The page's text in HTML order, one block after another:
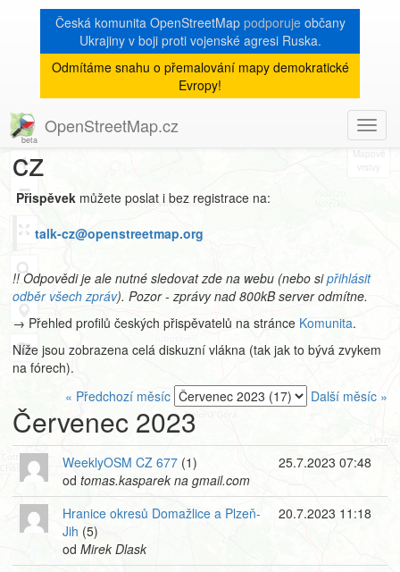
Česká komunita OpenStreetMap podporujeobčany
Ukrajiny v boji proti vojenské agresi Ruska.
Odmítáme snahu o přemalování mapy demokratické
Evropy!
OpenStreetMap.cz
8
+
−
Archiv
mailové konference talk-
cz
Přispěvek můžete poslat i bez registrace na:
talk-cz@openstreetmap.org
!! Odpovědi je ale nutné sledovat zde na webu (nebo sipřihlásit
odběr všech zpráv). Pozor - zprávy nad 800kB server odmítne.
→ Přehled profilů českých přispěvatelů na stránce Komunita.
Níže jsou zobrazena celá diskuzní vlákna (tak jak to bývá zvykem
na fórech).
« Předchozí měsíc
Další měsíc »
Červenec 2023
WeeklyOSM CZ 677 (1)
od tomas.kasparek na gmail.com
25.7.2023 07:48
Hranice okresů Domažlice a Plzeň-
Jih (5)
od Mirek Dlask
20.7.2023 11:18